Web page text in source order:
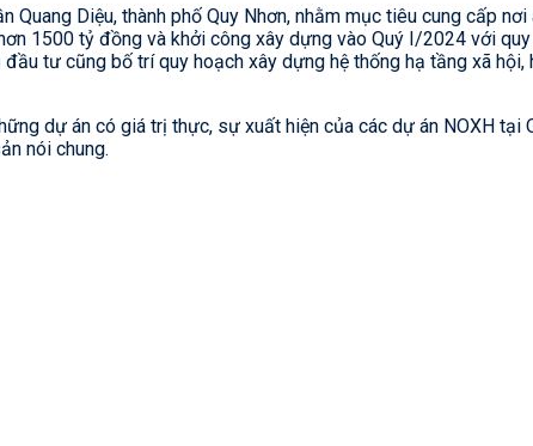
Diệu, thành phố Quy Nhơn, nhằm mục tiêu cung cấp
1500 tỷ đồng và khởi công xây dựng vào Quý I/2024 với
tư cũng bố trí quy hoạch xây dựng hệ thống hạ tầng xã
dự án có giá trị thực, sự xuất hiện của các dự án NOXH tại
nói chung.